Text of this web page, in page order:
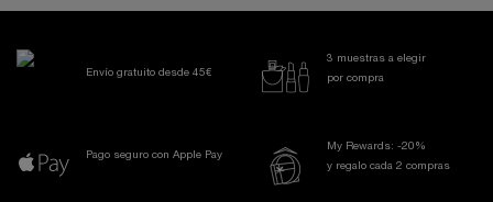
Envío gratuito desde 45€
3 muestras a elegir
por compra
Pago seguro con Apple Pay
My Rewards: -20%
y regalo cada 2 compras